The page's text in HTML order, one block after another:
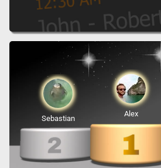
Alex
Sebastian